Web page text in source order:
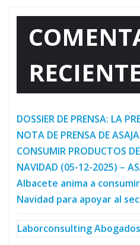
DOSSIER DE PRENSA: LA
NOTA DE PRENSA DE
CONSUMIR PRODUCTOS
NAVIDAD (05-12-2025) –
Albacete anima a
Navidad para apoyar al
Laborconsulting Abogados